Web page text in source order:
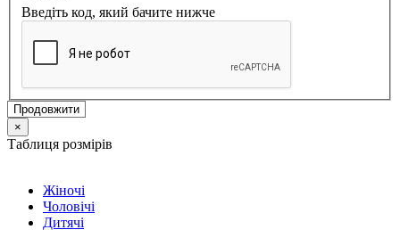
Введіть код, який бачите нижче
Продовжити
×
Таблиця розмірів
Жіночі
Чоловічі
Дитячі